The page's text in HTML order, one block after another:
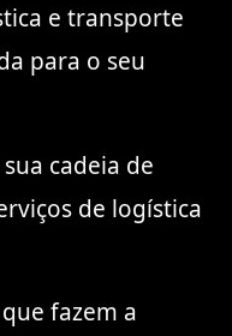
e transporte
para o seu
cadeia de
de logística
fazem a